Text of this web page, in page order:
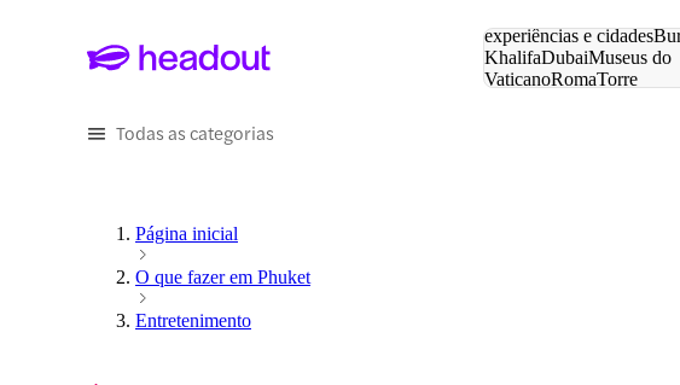
experiências e cidades
KhalifaDubaiMuseus do
VaticanoRomaTorre
Todas as categorias
Página inicial
O que fazer em Phuket
Entretenimento